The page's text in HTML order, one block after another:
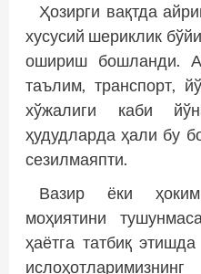
Ҳозирги вақтда
хусусий шериклик
ошириш бошланди.
таълим, транспорт,
хўжалиги каби
ҳудудларда ҳали бу
сезилмаяпти.
Вазир ёки
моҳиятини
ҳаётга татбиқ